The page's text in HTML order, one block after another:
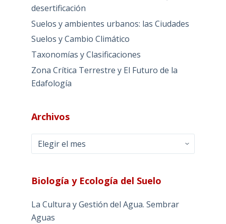
desertificación
Suelos y ambientes urbanos: las Ciudades
Suelos y Cambio Climático
Taxonomías y Clasificaciones
Zona Crítica Terrestre y El Futuro de la
Edafología
Archivos
Archivos
Biología y Ecología del Suelo
La Cultura y Gestión del Agua. Sembrar
Aguas